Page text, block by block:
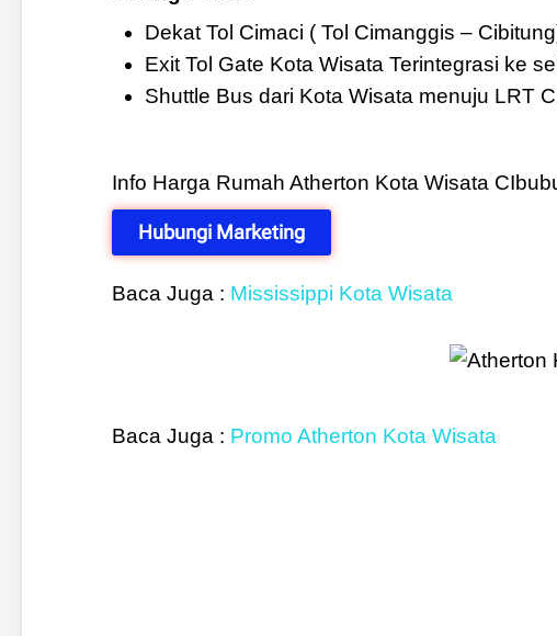
Dekat Tol Cimaci ( Tol Cimanggis –
Exit Tol Gate Kota Wisata Terintegrasi ke
Shuttle Bus dari Kota Wisata menuju LRT
Info Harga Rumah Atherton Kota Wisata
Hubungi Marketing
Baca Juga : Mississippi Kota Wisata
Baca Juga : Promo Atherton Kota Wisata